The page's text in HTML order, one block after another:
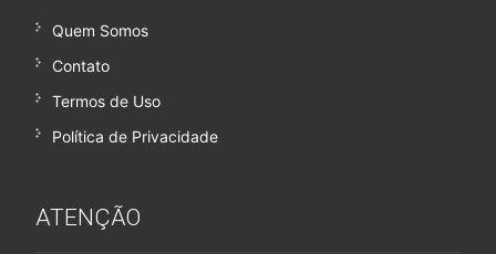
Quem Somos
Contato
Termos de Uso
Política de Privacidade
ATENÇÃO